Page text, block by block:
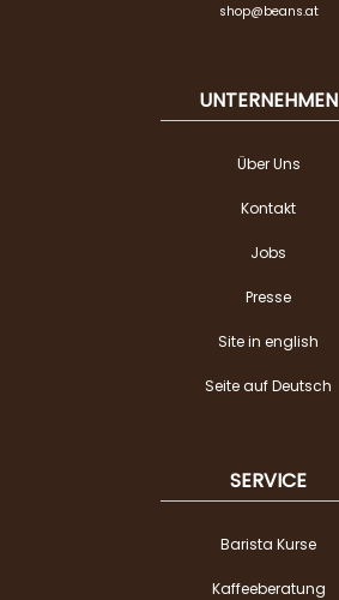
shop@beans.at
UNTERNEHMEN
Über Uns
Kontakt
Jobs
Presse
Site in english
Seite auf Deutsch
SERVICE
Barista Kurse
Kaffeeberatung